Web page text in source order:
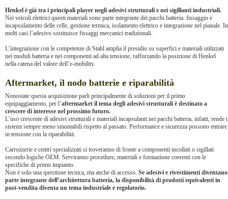
Henkel è già tra i principali player negli adesivi strutturali e nei sigillanti industriali.
Nei veicoli elettrici questi materiali sono parte integrante dei pacchi batteria: fissaggio e
incapsulamento delle celle, gestione termica, isolamento elettrico e integrazione nel pianale. In
molti casi l’adesivo sostituisce fissaggi meccanici tradizionali.
L’integrazione con le competenze di Stahl amplia il presidio su superfici e materiali utilizzati
nei moduli batteria e nei componenti ad alta tensione, rafforzando la posizione di Henkel
nella catena del valore dell’e-mobility.
Aftermarket, il nodo batterie e riparabilità
Nonostate questa acquisizione parli principalmente di soluzioni per il primo
equipaggiamento, per l’aftermarket il tema degli adesivi strutturali è destinato a
crescere di interesse nel prossimo futuro.
L’uso crescente di adesivi strutturali e materiali incapsulanti nei pacchi batteria, infatti, rende i
sistemi sempre meno smontabili rispetto al passato. Performance e sicurezza possono entrare
in tensione con la riparabilità.
Carrozzerie e centri specializzati si troveranno di fronte a componenti incollati o sigillati
secondo logiche OEM. Serviranno procedure, materiali e formazione coerenti con le
specifiche di primo impianto.
Non è solo una questione tecnica, ma anche di accesso. Se adesivi e rivestimenti diventano
parte integrante dell’architettura batteria, la disponibilità di prodotti equivalenti in
post-vendita diventa un tema industriale e regolatorio.